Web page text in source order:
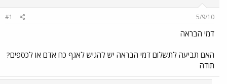
ו
ש
א
5/9/10
#1
דמי הבראה
האם תביעה לתשלום דמי הבראה יש להגיש לאגף כח אדם או לכספים?
תודה